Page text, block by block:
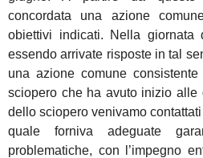
concordata una azione
obiettivi indicati. Nella
essendo arrivate risposte in tal
una azione comune
sciopero che ha avuto inizio alle
dello sciopero venivamo
quale forniva adeguate
problematiche, con l’impegno